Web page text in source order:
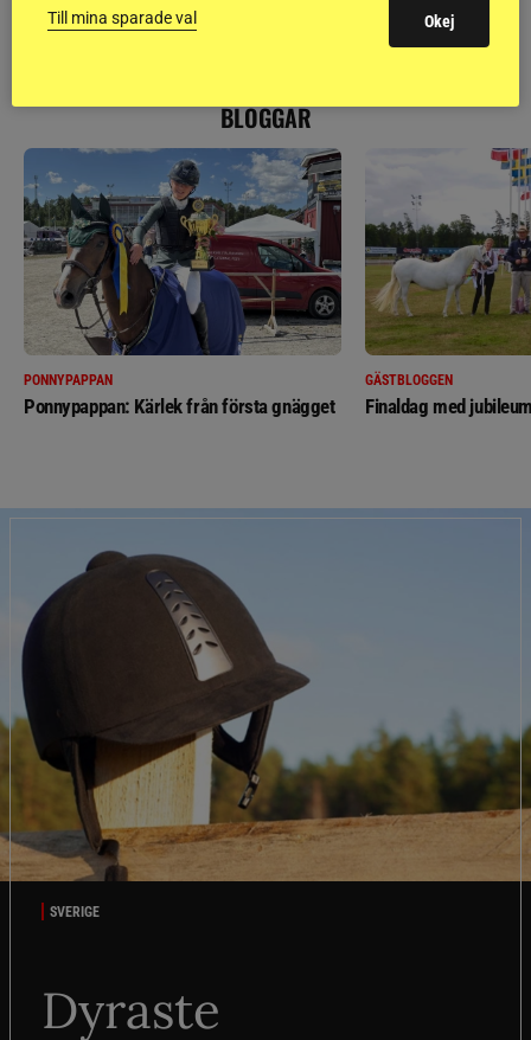
BLOGGAR
PONNYPAPPAN
Ponnypappan: Kärlek från första gnägget
GÄSTBLOGGEN
Finaldag med
SVERIGE
Dyraste
Till mina sparade val Okej